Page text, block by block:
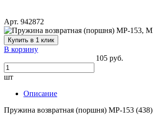
Арт. 942872
Купить в 1 клик
В корзину
105 руб.
шт
Описание
Пружина возвратная (поршня) МР-153 (438)